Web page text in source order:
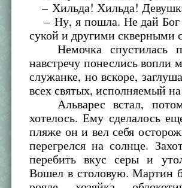
– Хильда! Хильда!
– Ну, я пошла. Не дай Бог
сукой и другими скверными
Немочка спустилась
навстречу понеслись вопли
служанке, но вскоре,
всех святых, исполняемый
Альварес встал,
хотелось. Ему сделалось
пляже он и вел себя
перегрелся на солнце.
перебить вкус серы и
Вошел в столовую. Мартин